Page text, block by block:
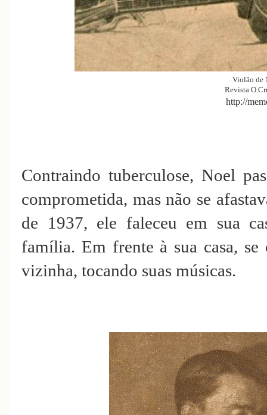
Violão de
Revista O
http://
Contraindo tuberculose, Noel
comprometida, mas não se
de 1937, ele faleceu em sua
família. Em frente à sua casa,
vizinha, tocando suas músicas.